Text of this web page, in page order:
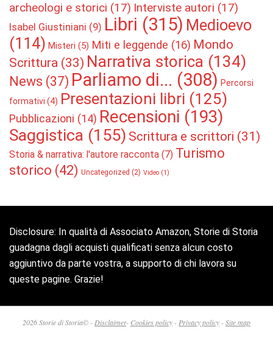
archeologi e storici (17) Interviste autori (17)
Isabel Giustiniani (9) Libri (315) Medioevo
(114) Misteri (5) Miti e leggende (16) Mondo
Scrittura (33) Narrativa storica (134)
News (37) Parliamo di... (308) Percorsi
formativi (4) Presentazioni libri (125)
Pubblicazioni (14) Recensioni (193)
Saggistica (155) Scrittura e scrittori (31)
Storia & narrativa: l'autore racconta (7) Turismo
storico (42) Uncategorized (2) Video (1)
Disclosure: In qualità di Associato Amazon, Storie di Storia
guadagna dagli acquisti qualificati senza alcun costo
aggiuntivo da parte vostra, a supporto di chi lavora su
queste pagine. Grazie!
2026 Storie di Storia© - Disclaimer- Cookies policy- Privacy policy-Site map